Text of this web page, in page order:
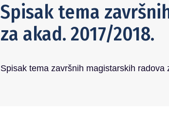
Spisak tema
za akad. 2017/2018.
Spisak tema završnih magistarskih radova